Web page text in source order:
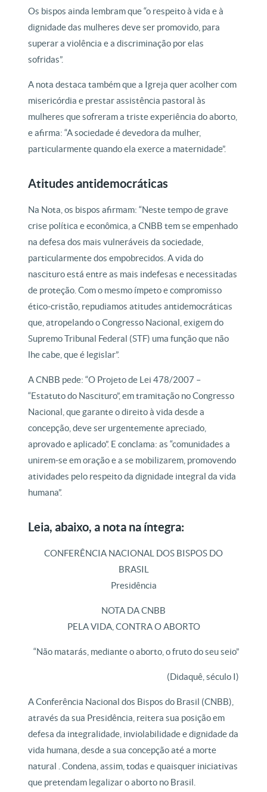
Os bispos ainda lembram que “o respeito à vida e à
dignidade das mulheres deve ser promovido, para
superar a violência e a discriminação por elas
sofridas”.
A nota destaca também que a Igreja quer acolher com
misericórdia e prestar assistência pastoral às
mulheres que sofreram a triste experiência do aborto,
e afirma: “A sociedade é devedora da mulher,
particularmente quando ela exerce a maternidade”.
Atitudes antidemocráticas
Na Nota, os bispos afirmam: “Neste tempo de grave
crise política e econômica, a CNBB tem se empenhado
na defesa dos mais vulneráveis da sociedade,
particularmente dos empobrecidos. A vida do
nascituro está entre as mais indefesas e necessitadas
de proteção. Com o mesmo ímpeto e compromisso
ético-cristão, repudiamos atitudes antidemocráticas
que, atropelando o Congresso Nacional, exigem do
Supremo Tribunal Federal (STF) uma função que não
lhe cabe, que é legislar”.
A CNBB pede: “O Projeto de Lei 478/2007 –
“Estatuto do Nascituro”, em tramitação no Congresso
Nacional, que garante o direito à vida desde a
concepção, deve ser urgentemente apreciado,
aprovado e aplicado”. E conclama: as “comunidades a
unirem-se em oração e a se mobilizarem, promovendo
atividades pelo respeito da dignidade integral da vida
humana”.
Leia, abaixo, a nota na íntegra:
CONFERÊNCIA NACIONAL DOS BISPOS DO
BRASIL
Presidência
NOTA DA CNBB
PELA VIDA, CONTRA O ABORTO
“Não matarás, mediante o aborto, o fruto do seu seio”
(Didaquê, século I)
A Conferência Nacional dos Bispos do Brasil (CNBB),
através da sua Presidência, reitera sua posição em
defesa da integralidade, inviolabilidade e dignidade da
vida humana, desde a sua concepção até a morte
natural . Condena, assim, todas e quaisquer iniciativas
que pretendam legalizar o aborto no Brasil.